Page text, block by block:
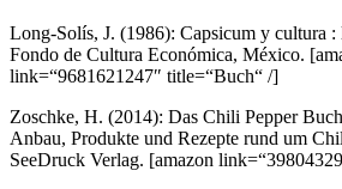
Long-Solís, J. (1986): Capsicum y cultura
Fondo de Cultura Económica, México.
link=“9681621247″ title=“Buch“ /]
Zoschke, H. (2014): Das Chili Pepper
Anbau, Produkte und Rezepte rund um
SeeDruck Verlag. [amazon